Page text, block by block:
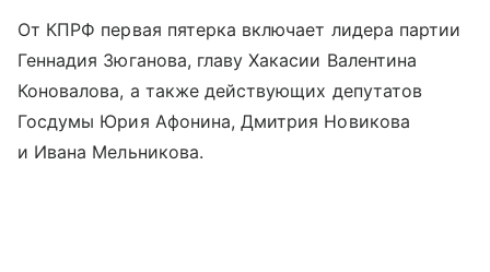
От КПРФ первая пятерка включает лидера партии
Геннадия Зюганова, главу Хакасии Валентина
Коновалова, а также действующих депутатов
Госдумы Юрия Афонина, Дмитрия Новикова
и Ивана Мельникова.